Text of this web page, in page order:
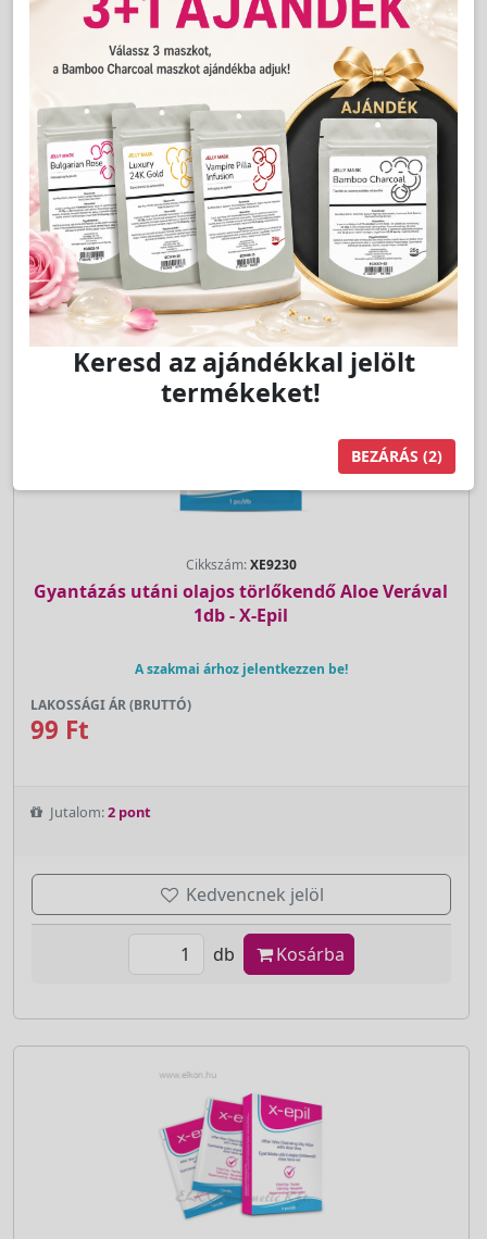
Kedvencnek jelöl
pár Kosárba
Cikkszám:XE9230
Gyantázás utáni olajos törlőkendő Aloe Verával
1db - X-Epil
A szakmai árhoz jelentkezzen be!
LAKOSSÁGI ÁR (BRUTTÓ)
99 Ft
Jutalom:2 pont
Kedvencnek jelöl
db Kosárba
Keresd az ajándékkal jelölt
termékeket!
BEZÁRÁS (1)